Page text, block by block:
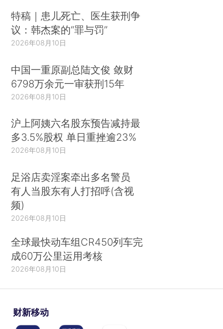
特稿｜患儿死亡、医生获刑争
议：韩杰案的“罪与罚”
2026年08月10日
中国一重原副总陆文俊 敛财
6798万余元一审获刑15年
2026年08月10日
沪上阿姨六名股东预告减持最
多3.5%股权 单日重挫逾23%
2026年08月10日
足浴店卖淫案牵出多名警员
有人当股东有人打招呼(含视
频)
2026年08月10日
全球最快动车组CR450列车完
成60万公里运用考核
2026年08月10日
财新移动